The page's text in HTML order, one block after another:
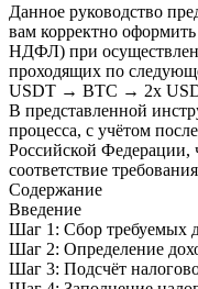
Данное руководство
вам корректно
НДФЛ) при
проходящих по
USDT → BTC → 2x
В представленной
процесса, с учётом
Российской Федерации,
соответствие
Содержание
Введение
Шаг 1: Сбор требуемых
Шаг 2: Определение
Шаг 3: Подсчёт